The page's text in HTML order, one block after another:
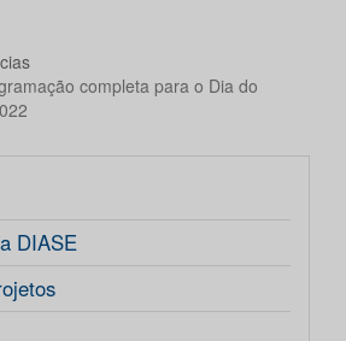
completa para o Dia do
DIASE